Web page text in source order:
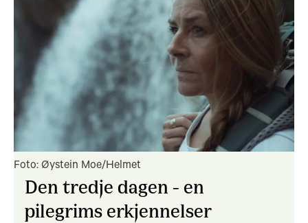
Foto: Øystein Moe/Helmet
Den tredje dagen - en
pilegrims erkjennelser